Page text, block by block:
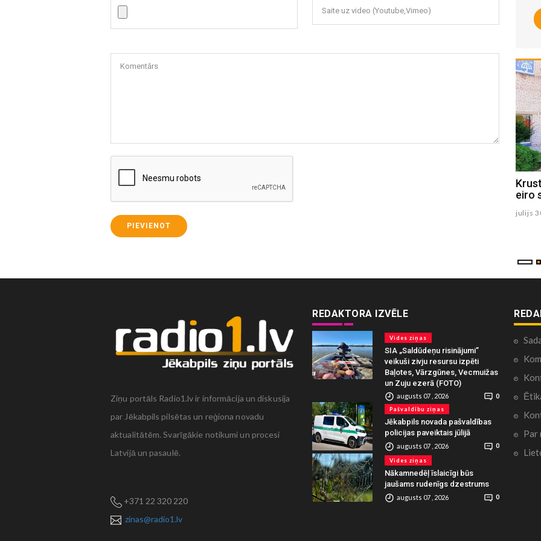
Saite uz video (Youtube,Vimeo)
Komentārs
PIEVIENOT
eiro
julijs
Ziņu portāls Radio1.lv ir informācija un diskusija
par Jēkabpils pilsētas un reģiona novadu
aktualitātēm. Svarīgākie notikumi un procesi
Latvijā un pasaulē.
+371 22 320 220
zinas@radio1.lv
REDAKTORA IZVĒLE
Vides ziņas
SIA „Saldūdeņu risinājumi”
veikuši zivju resursu izpēti
Baļotes, Vārzgūnes, Vecmuižas
un Zuju ezerā (FOTO)
augusts 07 , 2026 0
Pašvaldību ziņas
Jēkabpils novada pašvaldības
policijas paveiktais jūlijā
augusts 07 , 2026 0
Vides ziņas
Nākamnedēļ īslaicīgi būs
jaušams rudenīgs dzestrums
augusts 07 , 2026 0
Par